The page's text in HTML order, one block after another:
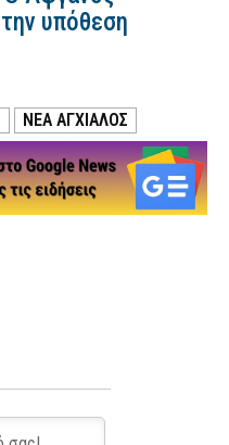
υπόθεση
ΝΈΑ ΑΓΧΊΑΛΟΣ